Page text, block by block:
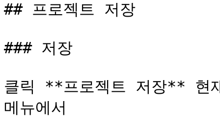
## 프로젝트 저장
### 저장
클릭 **프로젝트 저장** 현
메뉴에서